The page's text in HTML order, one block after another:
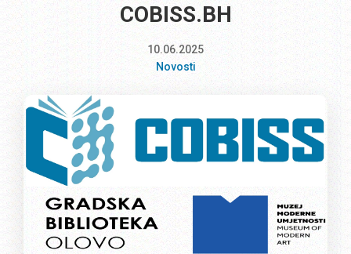
COBISS.BH
10.06.2025
Novosti